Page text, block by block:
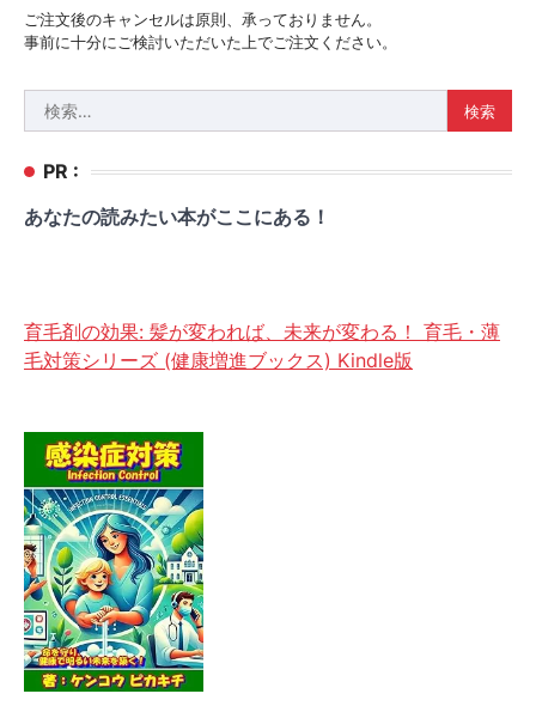
ご注文後のキャンセルは原則、承っておりません。
事前に十分にご検討いただいた上でご注文ください。
索:
PR :
あなたの読みたい本がここにある！
育毛剤の効果: 髪が変われば、未来が変わる！ 育毛・薄
毛対策シリーズ (健康増進ブックス) Kindle版